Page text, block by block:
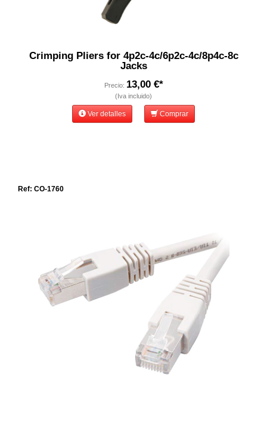
Crimping Pliers for 4p2c-4c/6p2c-4c/8p4c-8c
Jacks
Precio: 13,00 €*
(Iva incluido)
Ver detalles Comprar
Ref: CO-1760